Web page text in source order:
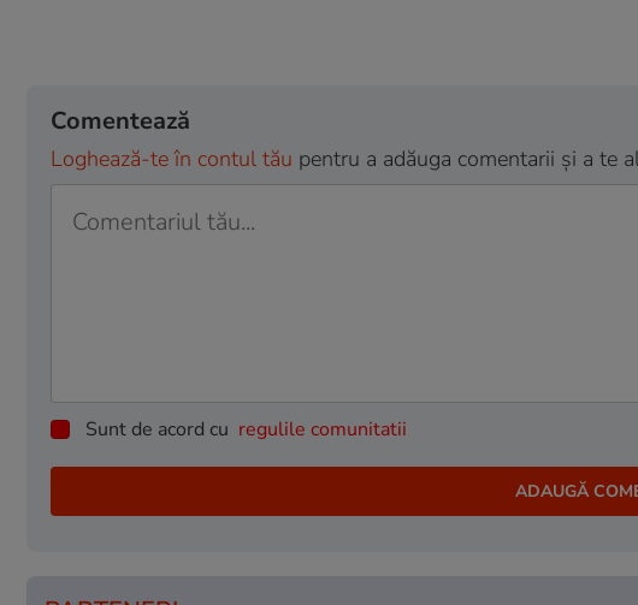
Comentează
Loghează-te în contul tău pentru a adăuga comentarii și a te
Sunt de acord cu regulile comunitatii